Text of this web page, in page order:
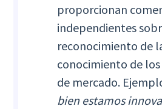
proporcionan
independientes
reconocimiento de
conocimiento de
de mercado.
bien estamos